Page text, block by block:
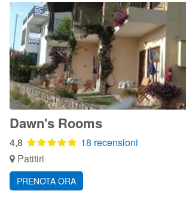
Dawn's Rooms
4,8
18 recensioni
Patitiri
PRENOTA ORA